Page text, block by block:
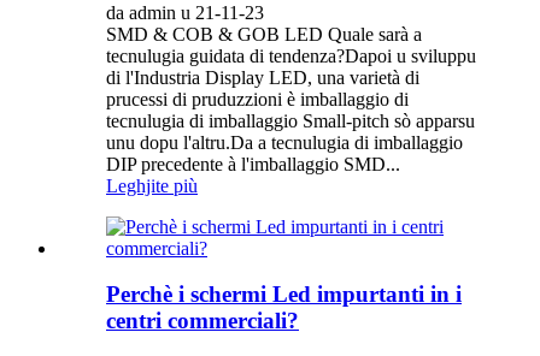
da admin u 21-11-23
SMD & COB & GOB LED Quale sarà a
tecnulugia guidata di tendenza?Dapoi u sviluppu
di l'Industria Display LED, una varietà di
prucessi di pruduzzioni è imballaggio di
tecnulugia di imballaggio Small-pitch sò apparsu
unu dopu l'altru.Da a tecnulugia di imballaggio
DIP precedente à l'imballaggio SMD...
Leghjite più
Perchè i schermi Led impurtanti in i
centri commerciali?